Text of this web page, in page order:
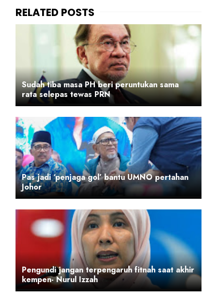
Sudah tiba masa PH beri peruntukan sama
rata selepas tewas PRN
Pas jadi ‘penjaga gol’ bantu UMNO pertahan
Johor
Pengundi jangan terpengaruh fitnah saat akhir
kempen- Nurul Izzah